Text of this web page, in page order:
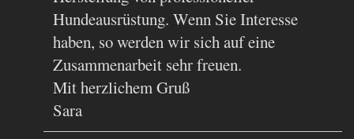
Hundeausrüstung. Wenn Sie Interesse
haben, so werden wir sich auf eine
Zusammenarbeit sehr freuen.
Mit herzlichem Gruß
Sara